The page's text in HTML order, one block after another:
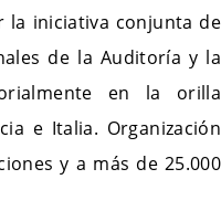
la iniciativa conjunta de
de la Auditoría y la
en la orilla
e Italia. Organización
y a más de 25.000